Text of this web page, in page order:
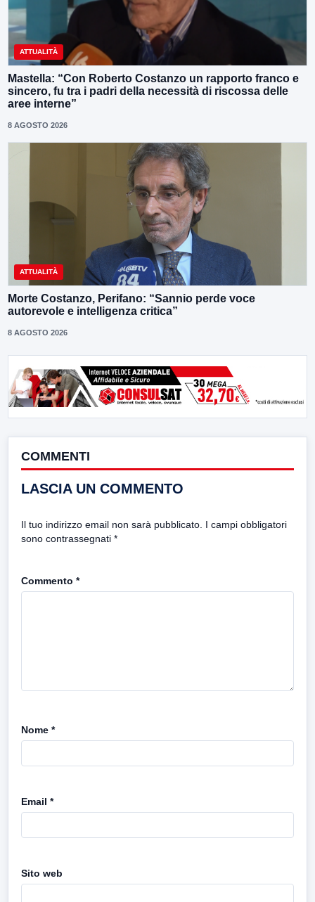
ATTUALITÀ
Mastella: “Con Roberto Costanzo un rapporto franco e
sincero, fu tra i padri della necessità di riscossa delle
aree interne”
8 AGOSTO 2026
ATTUALITÀ
Morte Costanzo, Perifano: “Sannio perde voce
autorevole e intelligenza critica”
8 AGOSTO 2026
COMMENTI
LASCIA UN COMMENTO
Il tuo indirizzo email non sarà pubblicato. I campi obbligatori
sono contrassegnati *
Commento *
Nome *
Email *
Sito web